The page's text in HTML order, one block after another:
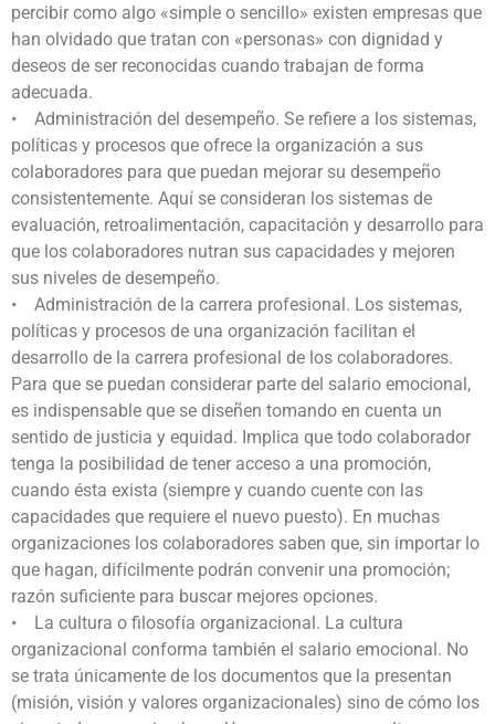
percibir como algo «simple o sencillo» existen empresas que
han olvidado que tratan con «personas» con dignidad y
deseos de ser reconocidas cuando trabajan de forma
adecuada.
• Administración del desempeño. Se refiere a los sistemas,
políticas y procesos que ofrece la organización a sus
colaboradores para que puedan mejorar su desempeño
consistentemente. Aquí se consideran los sistemas de
evaluación, retroalimentación, capacitación y desarrollo para
que los colaboradores nutran sus capacidades y mejoren
sus niveles de desempeño.
• Administración de la carrera profesional. Los sistemas,
políticas y procesos de una organización facilitan el
desarrollo de la carrera profesional de los colaboradores.
Para que se puedan considerar parte del salario emocional,
es indispensable que se diseñen tomando en cuenta un
sentido de justicia y equidad. Implica que todo colaborador
tenga la posibilidad de tener acceso a una promoción,
cuando ésta exista (siempre y cuando cuente con las
capacidades que requiere el nuevo puesto). En muchas
organizaciones los colaboradores saben que, sin importar lo
que hagan, difícilmente podrán convenir una promoción;
razón suficiente para buscar mejores opciones.
• La cultura o filosofía organizacional. La cultura
organizacional conforma también el salario emocional. No
se trata únicamente de los documentos que la presentan
(misión, visión y valores organizacionales) sino de cómo los